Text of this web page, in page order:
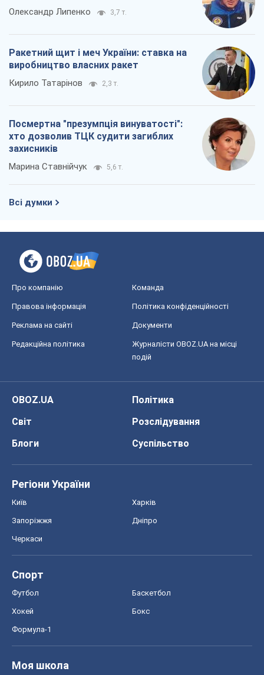
Олександр Липенко 3,7 т.
Ракетний щит і меч України: ставка на
виробництво власних ракет
Кирило Татарінов 2,3 т.
Посмертна "презумпція винуватості":
хто дозволив ТЦК судити загиблих
захисників
Марина Ставнійчук 5,6 т.
Всі думки
Про компанію Команда
Правова інформація Політика конфіденційності
Реклама на сайті Документи
Редакційна політика
Журналісти OBOZ.UA на місці
подій
OBOZ.UA
Політика
Світ
Розслідування
Блоги
Суспільство
Регіони України
Київ Харків
Запоріжжя Дніпро
Черкаси
Спорт
Футбол Баскетбол
Хокей Бокс
Формула-1
Моя школа